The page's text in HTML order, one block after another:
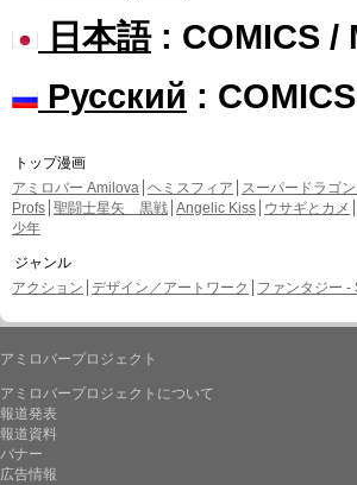
日本語: COMICS /
Русский :
トップ漫画
アミロバー Amilova ヘミスフィア スーパードラゴ
Profs 聖闘士星矢 黒戦 Angelic Kiss ウサギとカメ
少年
ジャンル
アクション デザイン／アートワーク ファンタジー -
アミロバープロジェクト
アミロバープロジェクトについて
報道発表
報道資料
バナー
広告情報